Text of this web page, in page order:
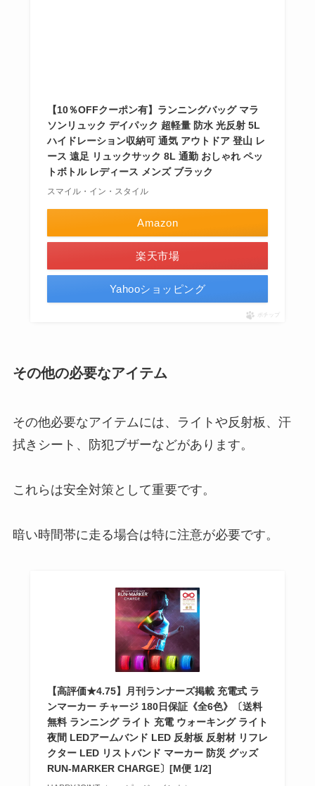
【10％OFFクーポン有】ランニングバッグ マラ
ソンリュック デイパック 超軽量 防水 光反射 5L
ハイドレーション収納可 通気 アウトドア 登山 レ
ース 遠足 リュックサック 8L 通勤 おしゃれ ペッ
トボトル レディース メンズ ブラック
スマイル・イン・スタイル
Amazon
楽天市場
Yahooショッピング
ポチップ
その他の必要なアイテム
その他必要なアイテムには、ライトや反射板、汗
拭きシート、防犯ブザーなどがあります。
これらは安全対策として重要です。
暗い時間帯に走る場合は特に注意が必要です。
【高評価★4.75】月刊ランナーズ掲載 充電式 ラ
ンマーカー チャージ 180日保証《全6色》〔送料
無料 ランニング ライト 充電 ウォーキング ライト
夜間 LEDアームバンド LED 反射板 反射材 リフレ
クター LED リストバンド マーカー 防災 グッズ
RUN-MARKER CHARGE〕[M便 1/2]